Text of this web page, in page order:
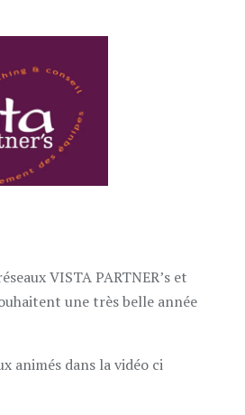
VISTA PARTNER’s et
une très belle année
animés dans la vidéo ci